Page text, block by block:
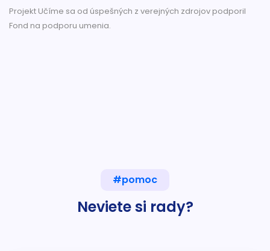
Projekt Učíme sa od úspešných z verejných zdrojov podporil
Fond na podporu umenia.
#pomoc
Neviete si rady?